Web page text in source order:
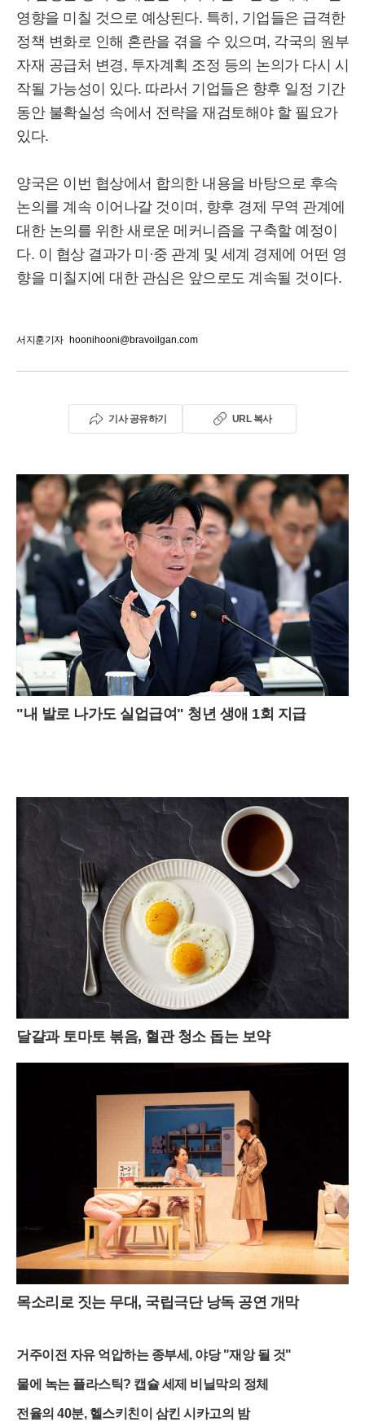
영향을 미칠 것으로 예상된다. 특히, 기업들은 급격한
정책 변화로 인해 혼란을 겪을 수 있으며, 각국의 원부
자재 공급처 변경, 투자계획 조정 등의 논의가 다시 시
작될 가능성이 있다. 따라서 기업들은 향후 일정 기간
동안 불확실성 속에서 전략을 재검토해야 할 필요가
있다.
양국은 이번 협상에서 합의한 내용을 바탕으로 후속
논의를 계속 이어나갈 것이며, 향후 경제 무역 관계에
대한 논의를 위한 새로운 메커니즘을 구축할 예정이
다. 이 협상 결과가 미·중 관계 및 세계 경제에 어떤 영
향을 미칠지에 대한 관심은 앞으로도 계속될 것이다.
서지훈기자 hoonihooni@bravoilgan.com
기사 공유하기 URL 복사
"내 발로 나가도 실업급여" 청년 생애 1회 지급
달걀과 토마토 볶음, 혈관 청소 돕는 보약
목소리로 짓는 무대, 국립극단 낭독 공연 개막
거주이전 자유 억압하는 종부세, 야당 "재앙 될 것"
물에 녹는 플라스틱? 캡슐 세제 비닐막의 정체
전율의 40분, 헬스키친이 삼킨 시카고의 밤